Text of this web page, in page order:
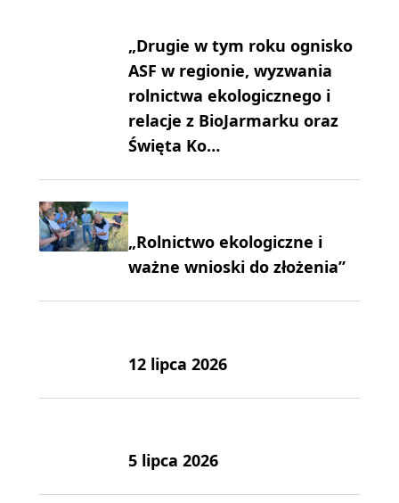
„Drugie w tym roku ognisko
ASF w regionie, wyzwania
rolnictwa ekologicznego i
relacje z BioJarmarku oraz
Święta Ko…
„Rolnictwo ekologiczne i
ważne wnioski do złożenia”
12 lipca 2026
5 lipca 2026